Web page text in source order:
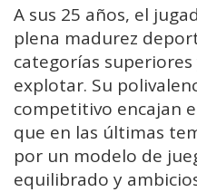
A sus 25 años, el
plena madurez
categorías
explotar. Su
competitivo encajan
que en las últimas
por un modelo de
equilibrado y